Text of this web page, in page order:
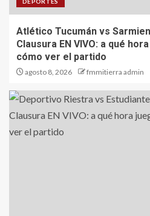
Atlético Tucumán vs
Clausura EN VIVO: a qué
cómo ver el partido
agosto 8, 2026 fmmitierra admin